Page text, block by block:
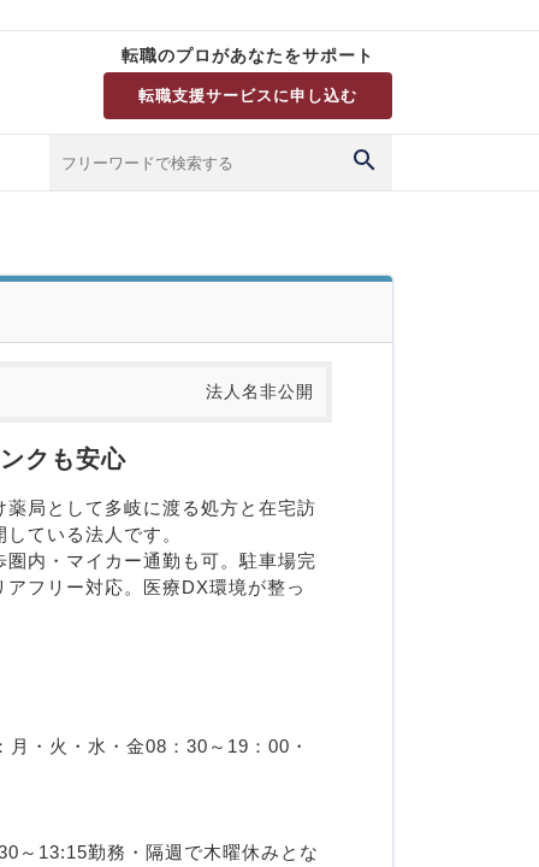
転職のプロがあなたをサポート
転職支援サービスに申し込む
法人名非公開
クも安心
局として多岐に渡る処方と在宅訪
ている法人です。
内・マイカー通勤も可。駐車場完
フリー対応。医療DX環境が整っ
・火・水・金08：30～19：00・
～13:15勤務・隔週で木曜休みとな